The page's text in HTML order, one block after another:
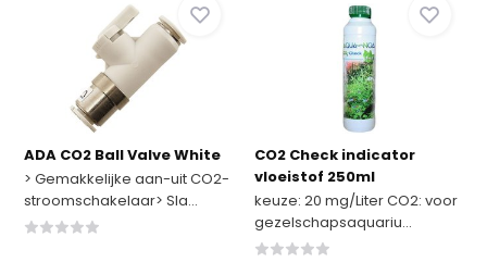
ADA CO2 Ball Valve White
> Gemakkelijke aan-uit CO2-
stroomschakelaar> Sla...
CO2 Check indicator
vloeistof 250ml
keuze: 20 mg/Liter CO2: voor
gezelschapsaquariu...